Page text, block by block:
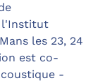
l'Institut
les 23, 24
est co-
-